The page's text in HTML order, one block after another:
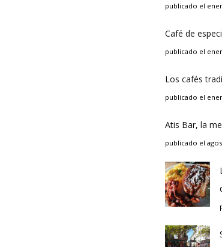
publicado el
Café de
publicado el
Los cafés
publicado el
Atis Bar, la
publicado el